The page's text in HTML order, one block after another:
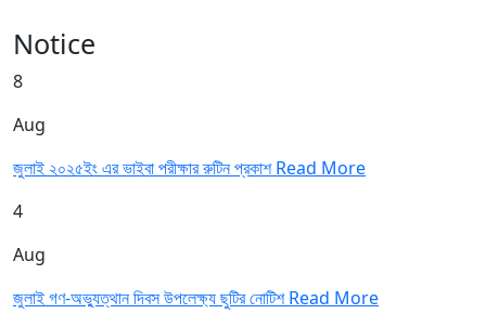
Notice
8
Aug
জুলাই ২০২৫ইং এর ভাইবা পরীক্ষার রুটিন প্রকাশRead More
4
Aug
জুলাই গণ-অভ্যুত্থান দিবস উপলেক্ষ্য ছুটির নোটিশRead More